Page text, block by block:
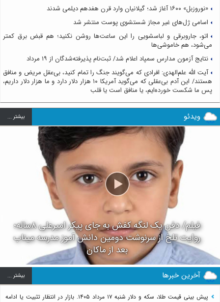
«نوروزبل» ۱۶۰۰ آغاز شد؛ گیلانیان وارد قرن هفدهم دیلمی شدند
اسامی ژل‌های غیر مجاز شستشوی پوست منتشر شد
اتو، جاروبرقی و لباسشویی را این ساعت‌ها روشن نکنید؛ هم قبض برق کمتر
می‌شود، هم خاموشی‌ها
نتایج آزمون مدارس سمپاد اعلام شد/ ثبت‌نام پذیرفته‌شدگان از ۱۹ مرداد
آیت الله علم‌الهدی: افرادی که می‌گویند جنگ را تمام کنید، بی‌عقل مریض و منافق
هستند/ این آدم بی‌عقلی که می‌گوید آمریکا ۱۰ هزار دلار دارد و ما هزار دلار داریم،
پس ما شکست خورده‌ایم، یا منافق است یا قلب
ویدئو بيشتر ...
فیلم/ دفن یک لنگه کفش به جای پیکر امیرعلی ۸ساله؛
روایت تلخ از سرنوشت دومین دانش آموز مدرسه میناب
بعد از ماکان
آخرین خبرها بيشتر ...
پیش بینی قیمت طلا، سکه و دلار شنبه ۱۷ مرداد ۱۴۰۵. بازار در انتظار تثبیت یا ادامه